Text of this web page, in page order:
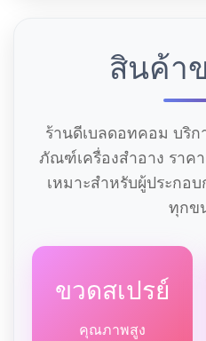
สินค้า
ร้านดีเบลดอทคอม บริก
ภัณฑ์เครื่องสำอาง ราค
เหมาะสำหรับผู้ประกอ
ทุกข
ขวดสเปรย์
คุณภาพสูง